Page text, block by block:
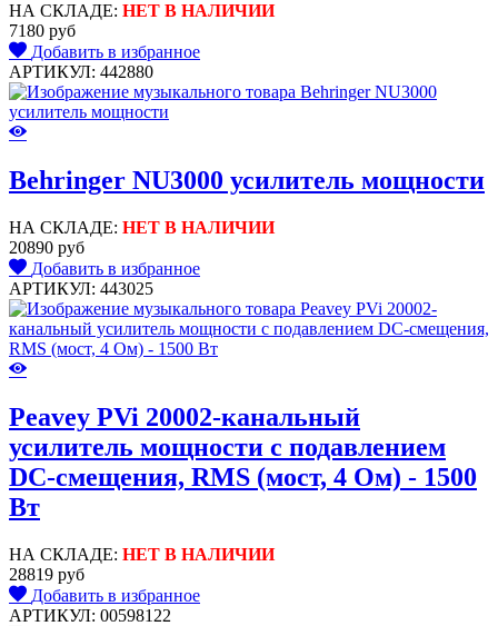
НА СКЛАДЕ: НЕТ В НАЛИЧИИ
7180 руб
Добавить в избранное
АРТИКУЛ: 442880
Behringer NU3000 усилитель мощности
НА СКЛАДЕ: НЕТ В НАЛИЧИИ
20890 руб
Добавить в избранное
АРТИКУЛ: 443025
Peavey PVi 20002-канальный
усилитель мощности с подавлением
DC-смещения, RMS (мост, 4 Ом) - 1500
Вт
НА СКЛАДЕ: НЕТ В НАЛИЧИИ
28819 руб
Добавить в избранное
АРТИКУЛ: 00598122